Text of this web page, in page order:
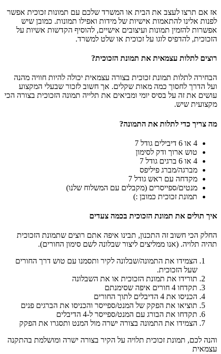
אז אם תרצו לעצב את הבית או המשרד שלכם עם תמונות זכוכית אפשר
לפנות אלינו להתאמות אישיות של מידות ואפילו תמונות. כמובן שיש
אפשרות להזמין תמונות ועיצובים אישיים, להוסיף הקדשות אשיות על
הזכוכית, להדפיס לוגו על זכוכית או שלט למשרד.
רוצים לתלות עצמאית את תמונת הזכוכית?
הבחירה לתלות תמונת זכוכית בצורה עצמאית יכולה להיות חוויה מהנה
ועל הדרך לחסוך כמה מאות שקלים. אך חשוב לזכור שבעלי המקצוע
עושים את זה על בסיס יומי ומביאים את תלייה תמונה הזכוכית בצורה הכי
מקצועית שיש.
מה צריך כדי לתלות את התמונה?
4 או 6 דיבילים גודל 7
טוש ארוך ודק לסימון
4 או 6 ברגים גודל 7
מברגה/מברג פיליפס
מקדחה עם ראש גודל 7
מנטים/ספייסרים (מקבלים עם המשלוח שלנו)
תמונת זכוכית כמובן :)
איך תולים את תמונת הזכוכית בכמה צעדים
החלק הכי חשוב זה התכנון, תבינו איפה אתם רוצים שתמונת הזכוכית
תהיה תלויה. (אנו ממליצים ליצור שבלונה לשם סימון החורים).
הצמידו את התמונה/שבלונה לקיר ותסמנו עם טוש דרך החורים
שעל הזכוכית.
תורידו את תמונת הזכוכית או את השבלונה
תקדחו 4 חורים איפה שסימנתם
הכניסו את 4 הדיבלים לתוך החורים
תוציאו את הפקק של המנט/ספייסר והכניסו את הברגים פנים
תקדחו את הבורג עם המנט/ספייסר ל-4 הדיבלים
הצמידו את התמונה בצורה ישרה מול המנט ותסגרו את הפקק
והנה לכם, תמונת זכוכית תלויה על הקיר בצורה ישרה ומושלמת בהתקנה
עצמאית